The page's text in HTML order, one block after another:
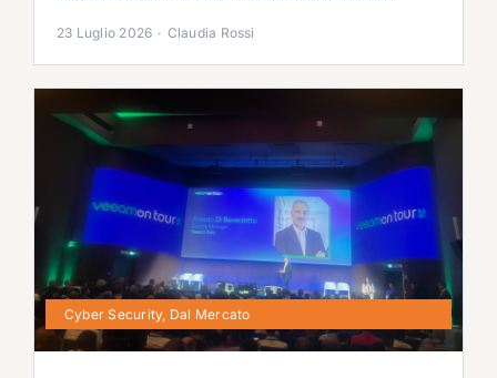
23 Luglio 2026 · Claudia Rossi
Cyber Security, Dal Mercato